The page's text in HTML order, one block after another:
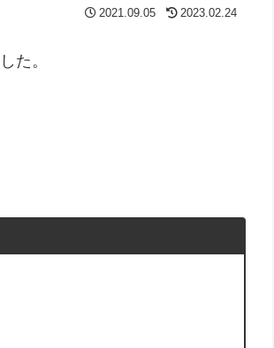
2021.09.05 2023.02.24
た。